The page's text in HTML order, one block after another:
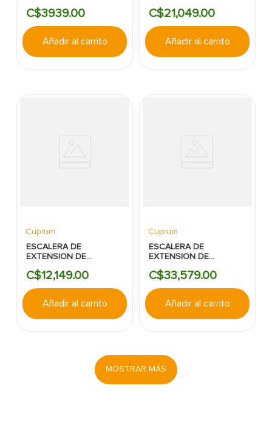
C$3939.00
Añadir al carrito
28PIES 385LBS
C$21,049.00
Añadir al carrito
Cuprum
ESCALERA DE
EXTENSION DE
CUPRUM:24PIES:330LBS
C$12,149.00
Añadir al carrito
Cuprum
ESCALERA DE
EXTENSION DE
CUPRUM:40PIES:385LBS
C$33,579.00
Añadir al carrito
MOSTRAR MÁS